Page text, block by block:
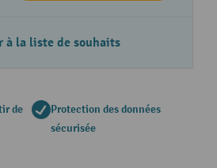
à la liste de souhaits
de
Protection des données
sécurisée